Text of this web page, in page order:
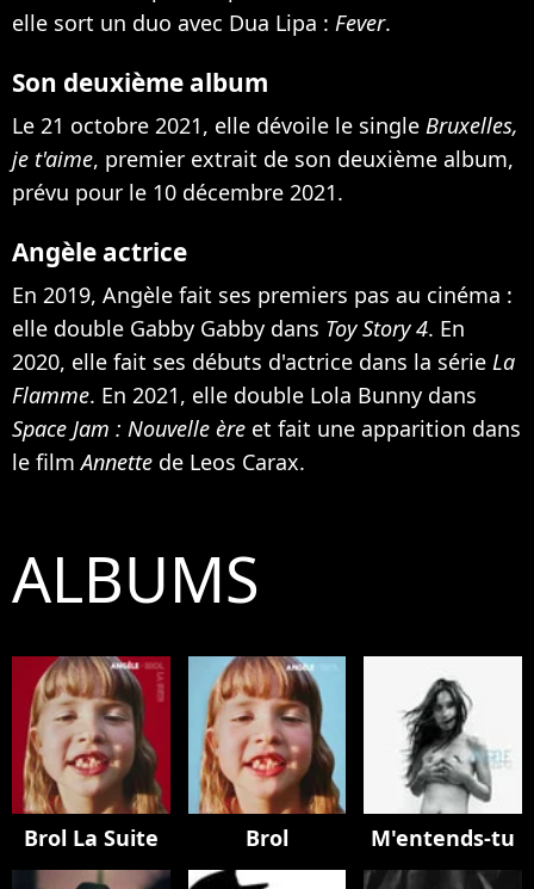
elle sort un duo avec Dua Lipa : Fever.
Son deuxième album
Le 21 octobre 2021, elle dévoile le single Bruxelles,
je t'aime, premier extrait de son deuxième album,
prévu pour le 10 décembre 2021.
Angèle actrice
En 2019, Angèle fait ses premiers pas au cinéma :
elle double Gabby Gabby dans Toy Story 4. En
2020, elle fait ses débuts d'actrice dans la série La
Flamme. En 2021, elle double Lola Bunny dans
Space Jam : Nouvelle ère et fait une apparition dans
le filmAnnette de Leos Carax.
ALBUMS
Brol La Suite Brol M'entends-tu